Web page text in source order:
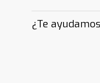
¿Te